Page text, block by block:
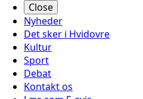
Close
Nyheder
Det sker i Hvidovre
Kultur
Sport
Debat
Kontakt os